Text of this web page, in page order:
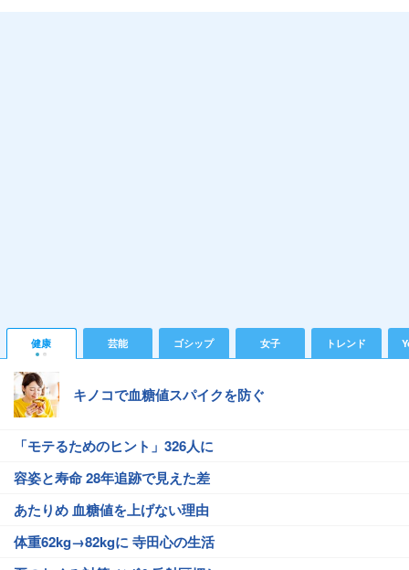
健康 芸能 ゴシップ 女子 トレンド
キノコで血糖値スパイクを防ぐ
「モテるためのヒント」326人に
容姿と寿命 28年追跡で見えた差
あたりめ 血糖値を上げない理由
体重62kg→82kgに 寺田心の生活